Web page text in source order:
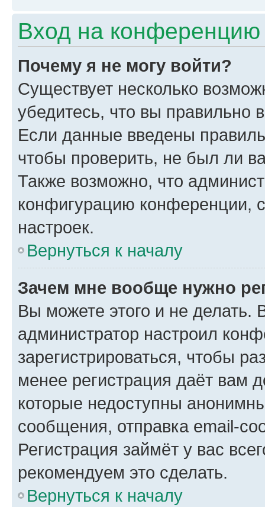
Вход на конференцию
Почему я не могу войти?
Существует несколько
убедитесь, что вы правильно
Если данные введены
чтобы проверить, не был ли
Также возможно, что
конфигурацию конференции,
настроек.
Вернуться к началу
Зачем мне вообще нужно
Вы можете этого и не делать.
администратор настроил
зарегистрироваться, чтобы
менее регистрация даёт вам
которые недоступны
сообщения, отправка email-
Регистрация займёт у вас
рекомендуем это сделать.
Вернуться к началу